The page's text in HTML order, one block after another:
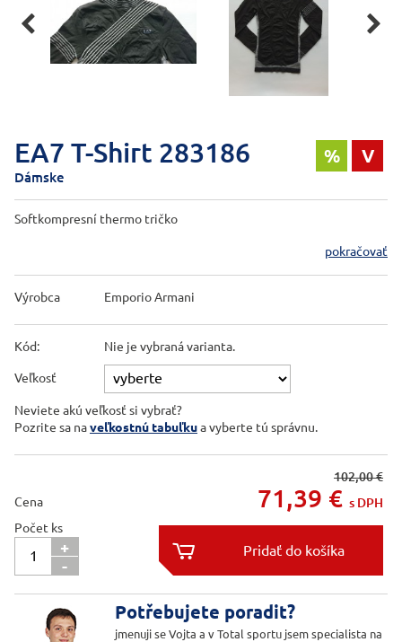
 
EA7 T-Shirt 283186 % V
Dámske
Softkompresní thermo tričko
pokračovať
Výrobca Emporio Armani
Kód: Nie je vybraná varianta.
Veľkosť
Neviete akú veľkosť si vybrať?
Pozrite sa naveľkostnú tabuľkua vyberte tú správnu.
Cena
102,00 €
71,39 € s DPH
Počet ks
+
-


Potřebujete poradit?
jmenuji se Vojta a v Total sportu jsem specialista na